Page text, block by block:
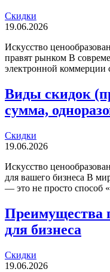
Скидки
19.06.2026
Искусство
правят рынком В
электронной коммерции
Виды скидок
сумма,
Скидки
19.06.2026
Искусство
для вашего бизнеса В
— это не просто способ
Преимущества
для бизнеса
Скидки
19.06.2026